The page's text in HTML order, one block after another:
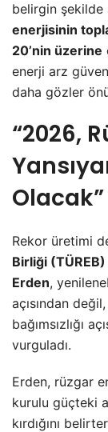
belirgin şekilde
enerjisinin
20’nin üzerine
enerji arz
daha gözler
“2026,
Olacak”
Rekor üretimi
Birliği
Erden,
açısından
bağımsızlığı
vurguladı.
Erden, rüzgar
kurulu güçteki
kırdığını